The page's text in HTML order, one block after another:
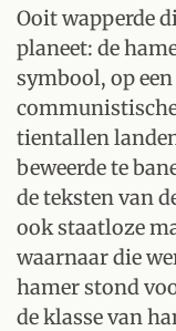
Ooit wapperde
planeet: de
symbool, op
tientallen
beweerde te
de teksten van
ook staatloze
waarnaar die
hamer stond
de klasse van